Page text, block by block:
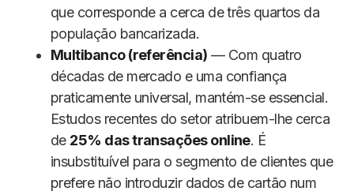
que corresponde a cerca de três quartos da
população bancarizada.
Multibanco (referência) — Com quatro
décadas de mercado e uma confiança
praticamente universal, mantém-se essencial.
Estudos recentes do setor atribuem-lhe cerca
de 25% das transações online. É
insubstituível para o segmento de clientes que
prefere não introduzir dados de cartão num